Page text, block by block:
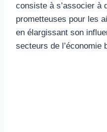
consiste à s’associer à
prometteuses pour les
en élargissant son
secteurs de l’économie